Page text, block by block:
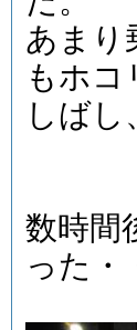
あまり
もホ
しばし
数時間
った・